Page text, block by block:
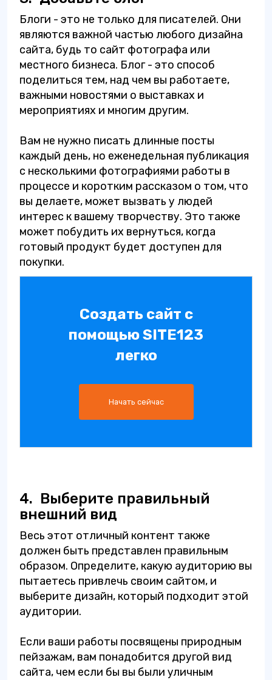
Блоги - это не только для писателей. Они
являются важной частью любого дизайна
сайта, будь то сайт фотографа или
местного бизнеса. Блог - это способ
поделиться тем, над чем вы работаете,
важными новостями о выставках и
мероприятиях и многим другим.
Вам не нужно писать длинные посты
каждый день, но еженедельная публикация
с несколькими фотографиями работы в
процессе и коротким рассказом о том, что
вы делаете, может вызвать у людей
интерес к вашему творчеству. Это также
может побудить их вернуться, когда
готовый продукт будет доступен для
покупки.
Создать сайт с
помощью SITE123
легко
Начать сейчас
4. Выберите правильный
внешний вид
Весь этот отличный контент также
должен быть представлен правильным
образом. Определите, какую аудиторию вы
пытаетесь привлечь своим сайтом, и
выберите дизайн, который подходит этой
аудитории.
Если ваши работы посвящены природным
пейзажам, вам понадобится другой вид
сайта, чем если бы вы были уличным